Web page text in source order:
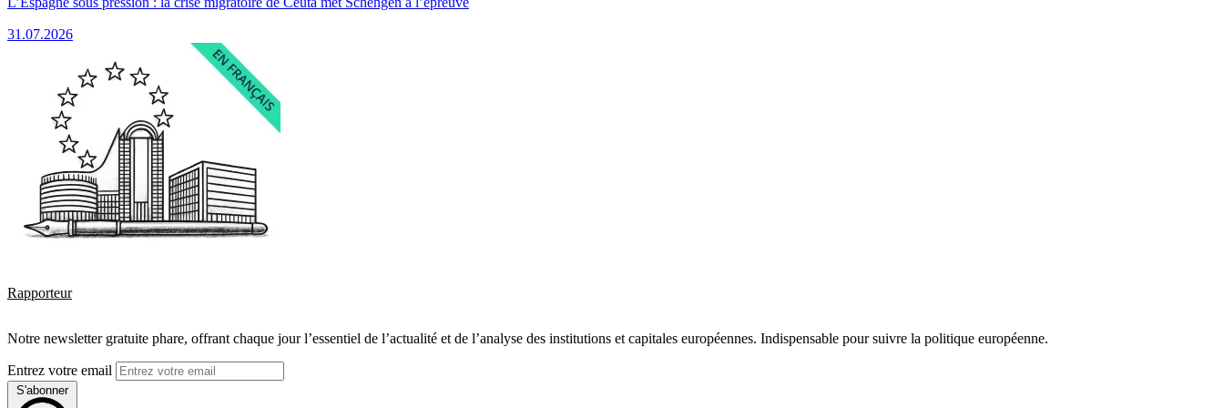
31.07.2026
Rapporteur
Notre newsletter gratuite phare, offrant chaque jour l’essentiel de l’actualité et de l’analyse des institutions et capitales européennes. Indispensable pour suivre la politique européenne.
Entrez votre email
S'abonner